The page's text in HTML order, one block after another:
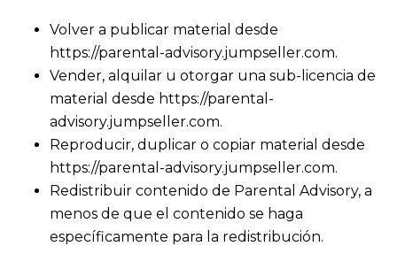
Volver a publicar material desde
https://parental-advisory.jumpseller.com.
Vender, alquilar u otorgar una sub-licencia de
material desde https://parental-
advisory.jumpseller.com.
Reproducir, duplicar o copiar material desde
https://parental-advisory.jumpseller.com.
Redistribuir contenido de Parental Advisory, a
menos de que el contenido se haga
específicamente para la redistribución.